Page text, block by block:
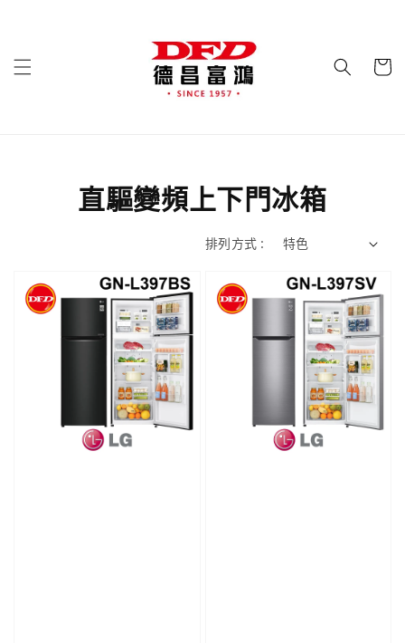
直驅變頻上下門冰箱
排列方式 :